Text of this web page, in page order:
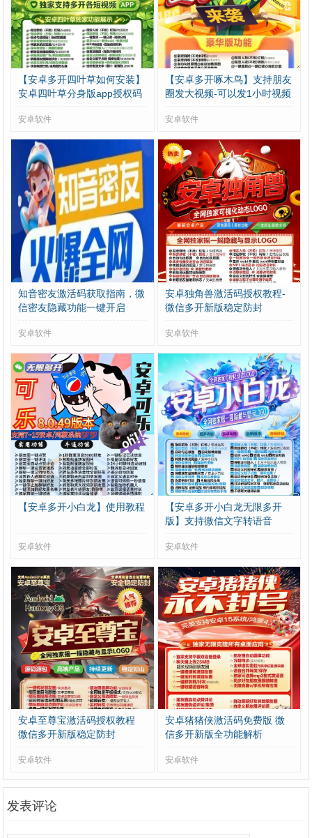
【安卓多开四叶草如何安装】
安卓四叶草分身版app授权码
安卓软件
【安卓多开啄木鸟】支持朋友
圈发大视频-可以发1小时视频
安卓软件
知音密友激活码获取指南，微
信密友隐藏功能一键开启
安卓软件
安卓独角兽激活码授权教程-
微信多开新版稳定防封
安卓软件
【安卓多开小白龙】使用教程
安卓软件
【安卓多开小白龙无限多开
版】支持微信文字转语音
安卓软件
安卓至尊宝激活码授权教程
微信多开新版稳定防封
安卓软件
安卓猪猪侠激活码免费版 微
信多开新版全功能解析
安卓软件
发表评论